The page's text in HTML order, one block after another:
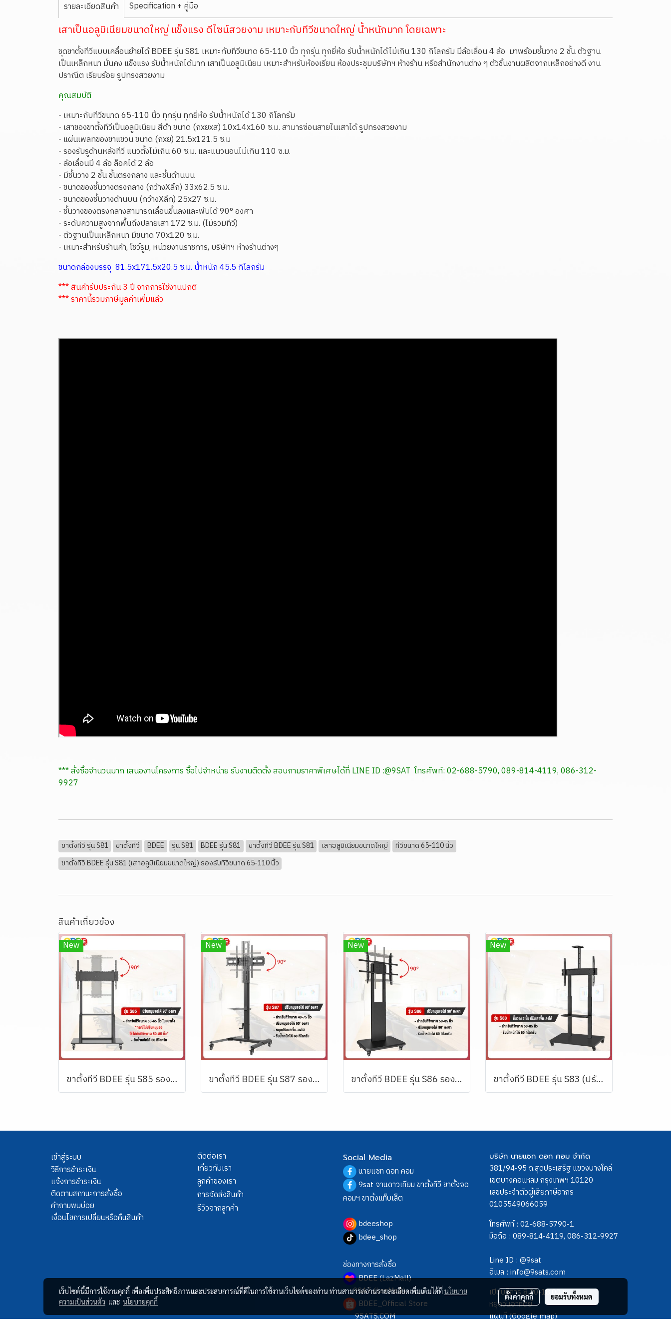
รายละเอียดสินค้า Specification + คู่มือ
เสาเป็นอลูมิเนียมขนาดใหญ่ แข็งแรง ดีไซน์สวยงาม เหมาะกับทีวีขนาดใหญ่ น้ำหนักมาก โดยเฉพาะ
ชุดขาตั้งทีวีแบบเคลื่อนย้ายได้ BDEE รุ่น S81 เหมาะกับทีวีขนาด 65-110 นิ้ว ทุกรุ่น ทุกยี่ห้อ รับน้ำหนักได้ไม่เกิน 130 กิโลกรัม มีล้อเลื่อน 4 ล้อ มาพร้อมชั้นวาง 2 ชั้น ตัวฐาน
เป็นเหล็กหนา มั่นคง แข็งแรง รับน้ำหนักได้มาก เสาเป็นอลูมิเนียม เหมาะสำหรับห้องเรียน ห้องประชุมบริษัทฯ ห้างร้าน หรือสำนักงานต่าง ๆ ตัวชิ้นงานผลิตจากเหล็กอย่างดี งาน
ปราณีต เรียบร้อย รูปทรงสวยงาม
คุณสมบัติ
- เหมาะกับทีวีขนาด 65-110 นิ้ว ทุกรุ่น ทุกยี่ห้อ รับน้ำหนักได้ 130 กิโลกรัม
- เสาของขาตั้งทีวีเป็นอลูมิเนียม สีดำ ขนาด (กxยxส) 10x14x160 ซ.ม. สามารซ่อนสายในเสาได้ รูปทรงสวยงาม
- แผ่นเพลทของขาแขวนขนาด (กxย) 21.5x121.5ซ.ม
- รองรับรูด้านหลังทีวี แนวตั้งไม่เกิน 60 ซ.ม. และแนวนอนไม่เกิน 110 ซ.ม.
- ล้อเลื่อนมี 4 ล้อ ล็อคได้ 2 ล้อ
- มีชั้นวาง 2 ชั้น ชั้นตรงกลาง และชั้นด้านบน
- ขนาดของชั้นวางตรงกลาง (กว้างXลึก) 33x62.5 ซ.ม.
- ขนาดของชั้นวางด้านบน (กว้างXลึก) 25x27 ซ.ม.
- ชั้นวางของตรงกลางสามารถเลื่อนขึ้นลงและพับได้ 90° องศา
- ระดับความสูงจากพื้นถึงปลายเสา 172 ซ.ม. (ไม่รวมทีวี)
- ตัวฐานเป็นเหล็กหนา มีขนาด 70x120 ซ.ม.
- เหมาะสำหรับร้านค้า, โชว์รูม, หน่วยงานราชการ, บริษัทฯ ห้างร้านต่างๆ
ขนาดกล่องบรรจุ 81.5x171.5x20.5 ซ.ม. น้ำหนัก 45.5 กิโลกรัม
*** สินค้ารับประกัน 3 ปี จากการใช้งานปกติ
*** ราคานี้รวมภาษีมูลค่าเพิ่มแล้ว
*** สั่งซื้อจำนวนมาก เสนองานโครงการ ซื้อไปจำหน่าย รับงานติดตั้ง สอบถามราคาพิเศษได้ที่ LINE ID :@9SAT โทรศัพท์: 02-688-5790, 089-814-4119, 086-312-
9927
ขาตั้งทีวี รุ่น S81 ขาตั้งทีวี BDEE รุ่น S81 BDEE รุ่น S81 ขาตั้งทีวี BDEE รุ่น S81 เสาอลูมิเนียมขนาดใหญ่
ทีวีขนาด 65-110 นิ้ว
ขาตั้งทีวี BDEE รุ่น S81 (เสาอลูมิเนียมขนาดใหญ่) รองรับทีวีขนาด 65-110 นิ้ว
สินค้าเกี่ยวข้อง
New
ขาตั้งทีวี BDEE รุ่น S85 รองรับทีวีขนาด 50-65 นิ้ว (หมุนทีวีแนวตั้งแนวนอนได้)
New
ขาตั้งทีวี BDEE รุ่น S87 รองรับทีวีขนาด 40-75 นิ้ว (หมุนทีวีแนวตั้งแนวนอนได้)
New
ขาตั้งทีวี BDEE รุ่น S86 รองรับทีวีขนาด 50-85 นิ้ว (หมุนทีวีแนวตั้งแนวนอนได้)
New
ขาตั้งทีวี BDEE รุ่น S83 (ปรับเลื่อนเสาขึ้นลงได้) รองรับทีวีขนาด 50-85 นิ้ว
เข้าสู่ระบบ
วิธีการชำระเงิน
แจ้งการชำระเงิน
ติดตามสถานะการสั่งซื้อ
คำถามพบบ่อย
เงื่อนไขการเปลี่ยนหรือคืนสินค้า
ติดต่อเรา
เกี่ยวกับเรา
ลูกค้าของเรา
การจัดส่งสินค้า
รีวิวจากลูกค้า
Social Media
นายแซท ดอท คอม
9sat จานดาวเทียม ขาตั้งทีวี ขาตั้งจอ
คอมฯ ขาตั้งแท็บเล็ต
bdeeshop
bdee_shop
ช่องทางการสั่งซื้อ
BDEE (LazMall)
9SAT (LazMall)
BDEE_Official Store
9SATS.COM
บริษัท นายแซท ดอท คอม จำกัด
381/94-95 ถ.สุดประเสริฐ แขวงบางโคล่
เขตบางคอแหลม กรุงเทพฯ 10120
เลขประจำตัวผู้เสียภาษีอากร
0105549066059
โทรศัพท์ : 02-688-5790-1
มือถือ : 089-814-4119, 086-312-9927
Line ID : @9sat
อีเมล : info@9sats.com
เปิดบริการ 8.30-18.00 น.
หยุดวันอาทิตย์
แผนที่ (Google map)
เว็บไซต์นี้มีการใช้งานคุกกี้ เพื่อเพิ่มประสิทธิภาพและประสบการณ์ที่ดีในการใช้งานเว็บไซต์ของท่าน ท่านสามารถอ่านรายละเอียดเพิ่มเติมได้ที่นโยบาย
ความเป็นส่วนตัว และ นโยบายคุกกี้
ตั้งค่าคุกกี้ ยอมรับทั้งหมด